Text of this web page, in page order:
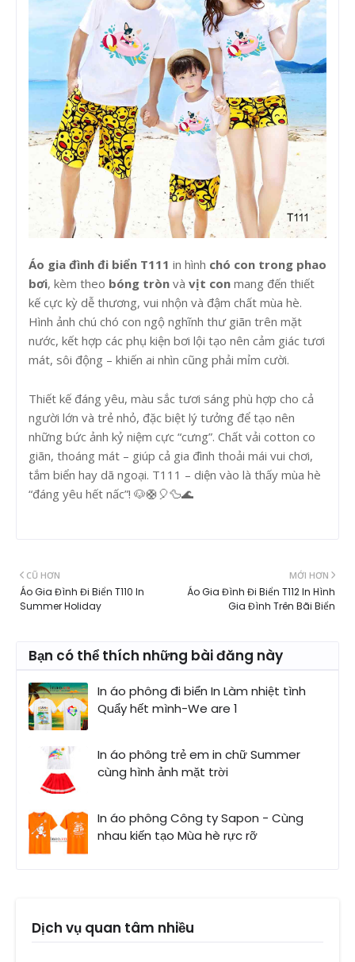
Áo gia đình đi biển T111 in hình chó con trong phao
bơi, kèm theo bóng tròn và vịt con mang đến thiết
kế cực kỳ dễ thương, vui nhộn và đậm chất mùa hè.
Hình ảnh chú chó con ngộ nghĩnh thư giãn trên mặt
nước, kết hợp các phụ kiện bơi lội tạo nên cảm giác tươi
mát, sôi động – khiến ai nhìn cũng phải mỉm cười.
Thiết kế đáng yêu, màu sắc tươi sáng phù hợp cho cả
người lớn và trẻ nhỏ, đặc biệt lý tưởng để tạo nên
những bức ảnh kỷ niệm cực “cưng”. Chất vải cotton co
giãn, thoáng mát – giúp cả gia đình thoải mái vui chơi,
tắm biển hay dã ngoại. T111 – diện vào là thấy mùa hè
“đáng yêu hết nấc”! 🐶🛟🎈🦆🌊
MỚI HƠN
Áo Gia Đình Đi Biển T112 In Hình
Gia Đình Trên Bãi Biển
CŨ HƠN
Áo Gia Đình Đi Biển T110 In
Summer Holiday
Bạn có thể thích những bài đăng này
In áo phông đi biển In Làm nhiệt tình
Quẩy hết mình-We are 1
In áo phông trẻ em in chữ Summer
cùng hình ảnh mặt trời
In áo phông Công ty Sapon - Cùng
nhau kiến tạo Mùa hè rực rỡ
Dịch vụ quan tâm nhiều